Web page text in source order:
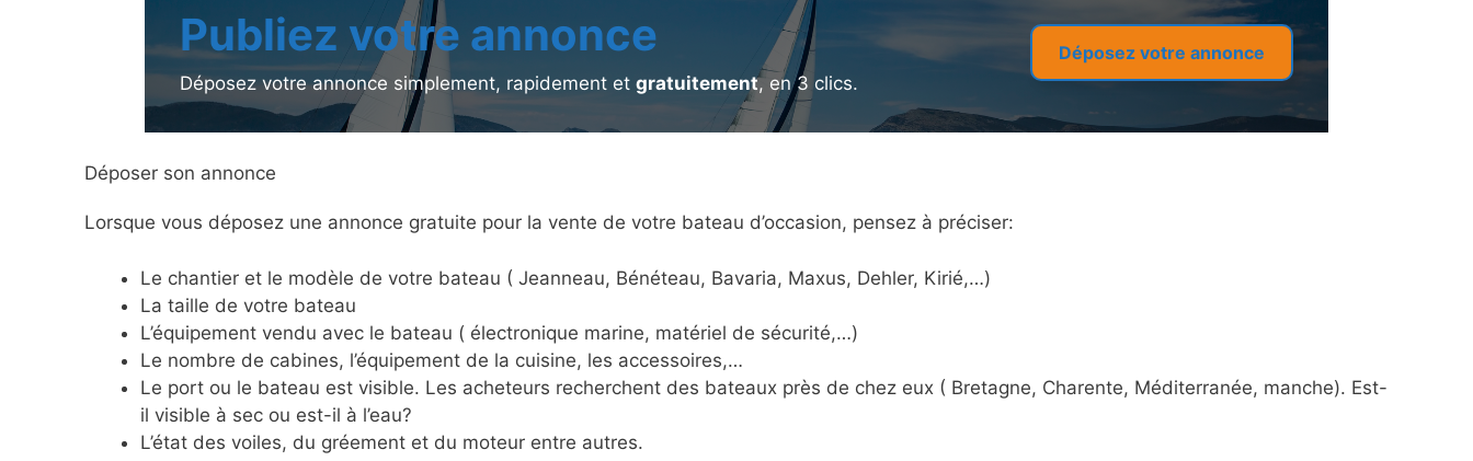
Publiez votre annonce
Déposez votre annonce simplement, rapidement et gratuitement, en 3 clics.
Déposez votre annonce
Déposer son annonce
Lorsque vous déposez une annonce gratuite pour la vente de votre bateau d’occasion, pensez à préciser:
Le chantier et le modèle de votre bateau ( Jeanneau, Bénéteau, Bavaria, Maxus, Dehler, Kirié,…)
La taille de votre bateau
L’équipement vendu avec le bateau ( électronique marine, matériel de sécurité,…)
Le nombre de cabines, l’équipement de la cuisine, les accessoires,…
Le port ou le bateau est visible. Les acheteurs recherchent des bateaux près de chez eux ( Bretagne, Charente, Méditerranée, manche). Est-
il visible à sec ou est-il à l’eau?
L’état des voiles, du gréement et du moteur entre autres.